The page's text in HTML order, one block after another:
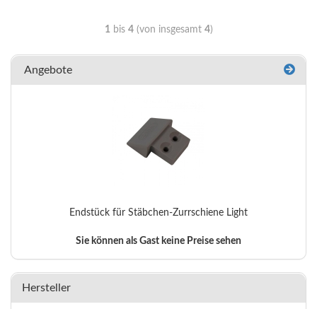
1bis 4(von insgesamt 4)
Angebote
Endstück für Stäbchen-Zurrschiene Light
Sie können als Gast keine Preise sehen
Hersteller